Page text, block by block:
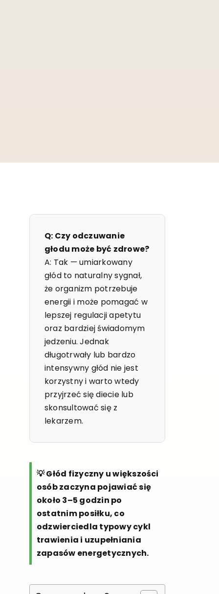
Q: Czy odczuwanie
głodu może być zdrowe?
A: Tak — umiarkowany
głód to naturalny sygnał,
że organizm potrzebuje
energii i może pomagać w
lepszej regulacji apetytu
oraz bardziej świadomym
jedzeniu. Jednak
długotrwały lub bardzo
intensywny głód nie jest
korzystny i warto wtedy
przyjrzeć się diecie lub
skonsultować się z
lekarzem.
💡 Głód fizyczny u większości
osób zaczyna pojawiać się
około 3–5 godzin po
ostatnim posiłku, co
odzwierciedla typowy cykl
trawienia i uzupełniania
zapasów energetycznych.